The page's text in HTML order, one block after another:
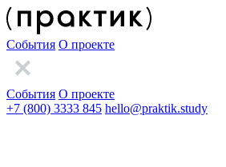
События О проекте
События О проекте
+7 (800) 3333 845 hello@praktik.study